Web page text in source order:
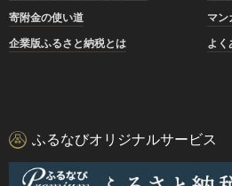
寄附金の使い道
マン
企業版ふるさと納税とは
よく
ふるなびオリジナルサービス